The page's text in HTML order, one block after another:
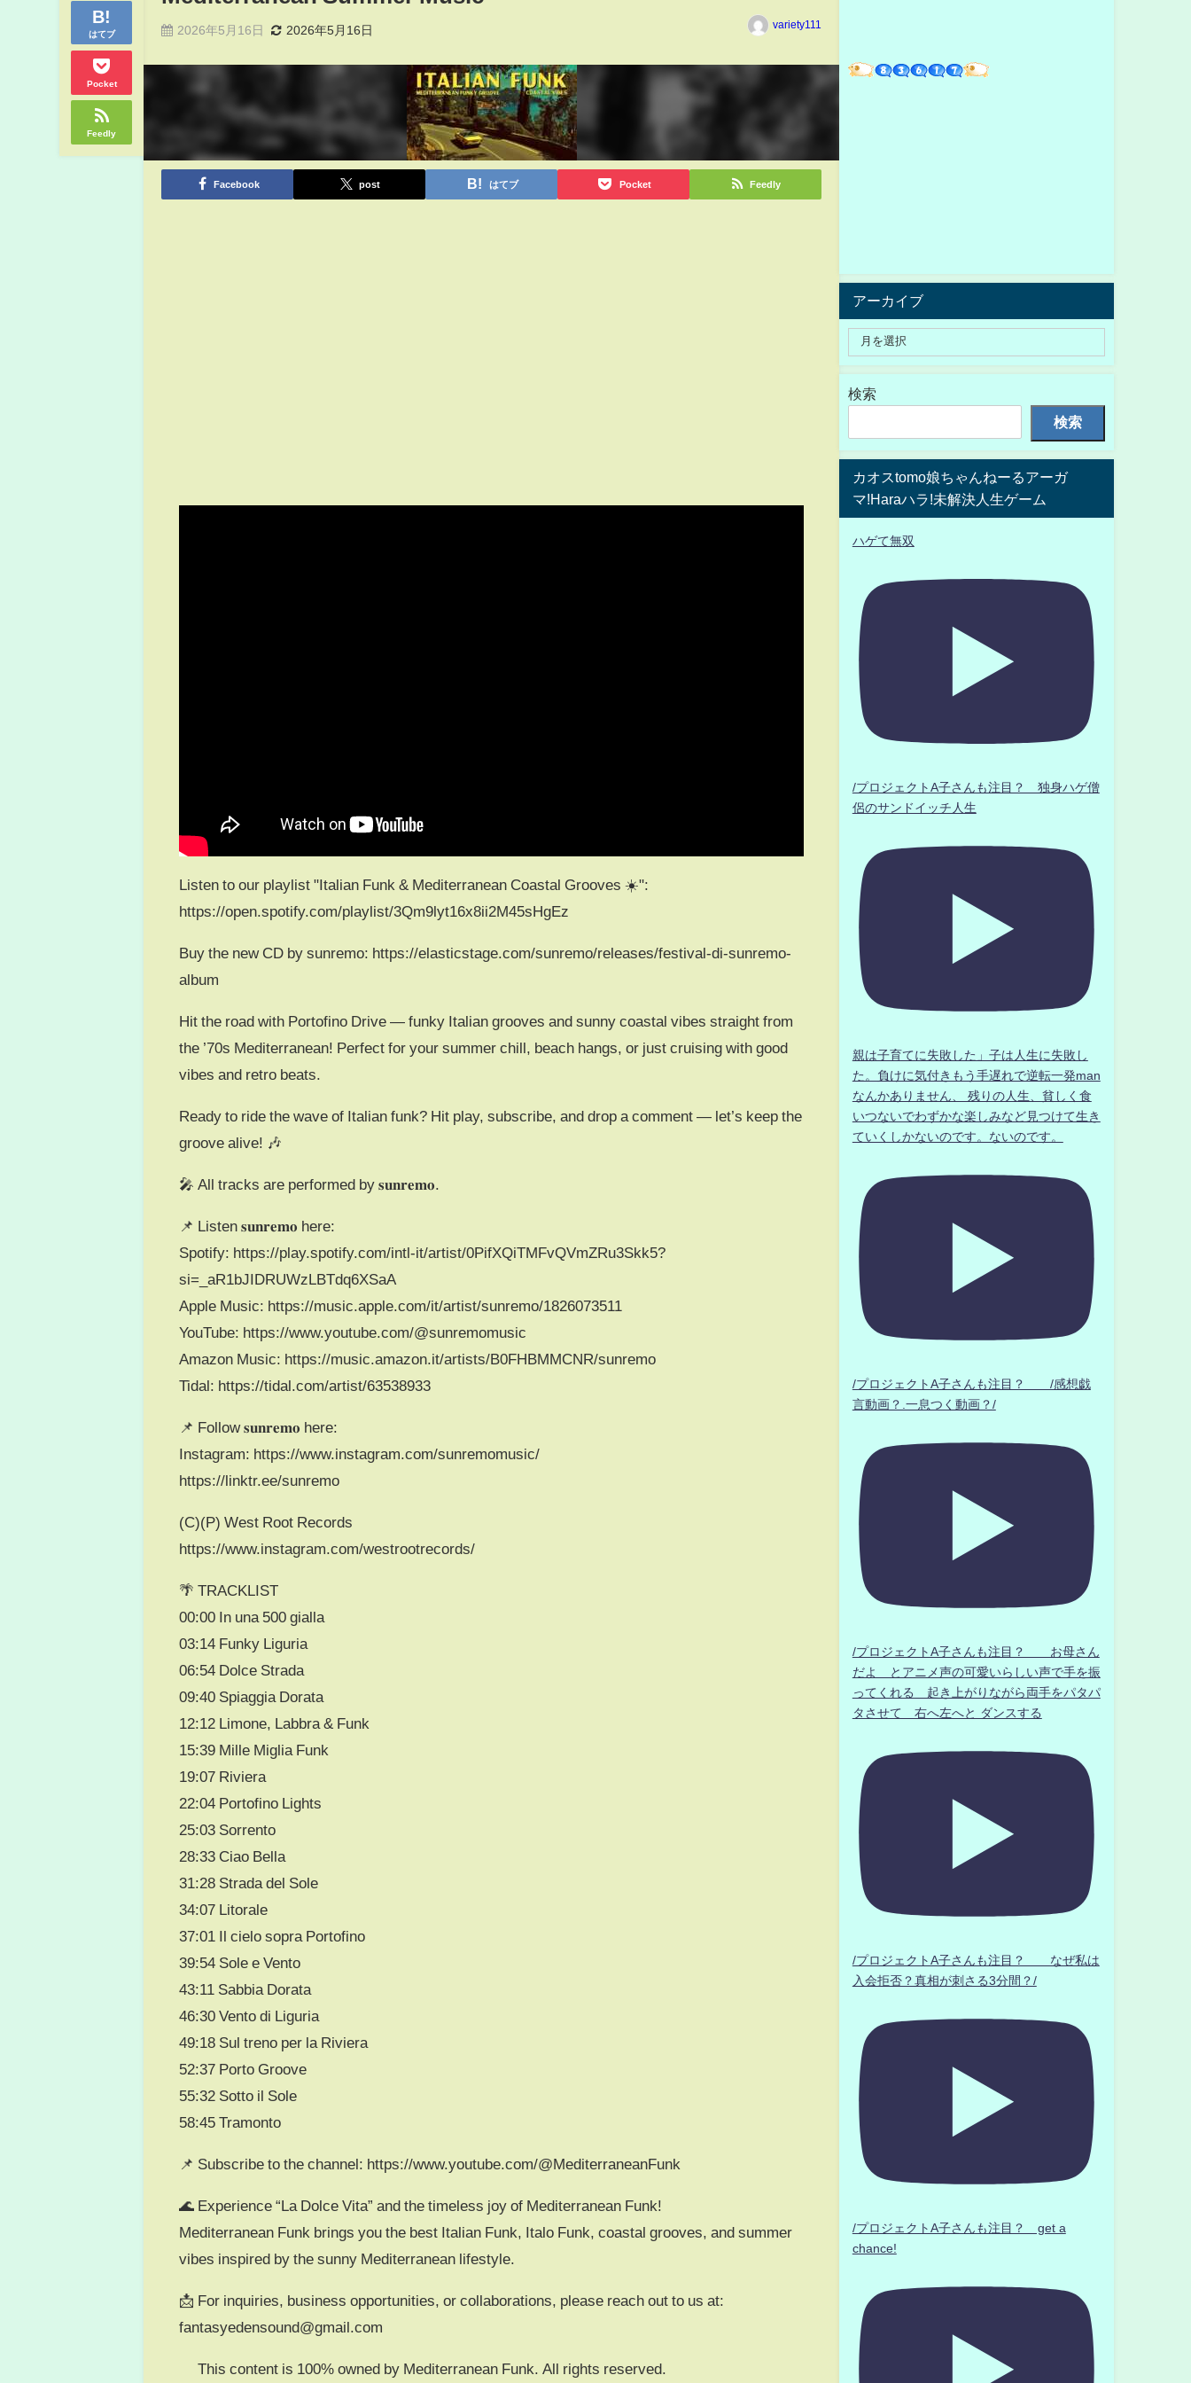
はてブ
Pocket
Feedly
2026年5月16日 2026年5月16日 variety111
Facebook post はてブ Pocket Feedly
Listen to our playlist "Italian Funk & Mediterranean Coastal Grooves ☀️":
https://open.spotify.com/playlist/3Qm9lyt16x8ii2M45sHgEz
Buy the new CD by sunremo: https://elasticstage.com/sunremo/releases/festival-di-sunremo-
album
Hit the road with Portofino Drive — funky Italian grooves and sunny coastal vibes straight from
the ’70s Mediterranean! Perfect for your summer chill, beach hangs, or just cruising with good
vibes and retro beats.
Ready to ride the wave of Italian funk? Hit play, subscribe, and drop a comment — let’s keep the
groove alive! 🎶
🎤 All tracks are performed by 𝐬𝐮𝐧𝐫𝐞𝐦𝐨.
📌 Listen 𝐬𝐮𝐧𝐫𝐞𝐦𝐨 here:
Spotify: https://play.spotify.com/intl-it/artist/0PifXQiTMFvQVmZRu3Skk5?
si=_aR1bJIDRUWzLBTdq6XSaA
Apple Music: https://music.apple.com/it/artist/sunremo/1826073511
YouTube: https://www.youtube.com/@sunremomusic
Amazon Music: https://music.amazon.it/artists/B0FHBMMCNR/sunremo
Tidal: https://tidal.com/artist/63538933
📌 Follow 𝐬𝐮𝐧𝐫𝐞𝐦𝐨 here:
Instagram: https://www.instagram.com/sunremomusic/
https://linktr.ee/sunremo
(C)(P) West Root Records
https://www.instagram.com/westrootrecords/
🌴 TRACKLIST
00:00 In una 500 gialla
03:14 Funky Liguria
06:54 Dolce Strada
09:40 Spiaggia Dorata
12:12 Limone, Labbra & Funk
15:39 Mille Miglia Funk
19:07 Riviera
22:04 Portofino Lights
25:03 Sorrento
28:33 Ciao Bella
31:28 Strada del Sole
34:07 Litorale
37:01 Il cielo sopra Portofino
39:54 Sole e Vento
43:11 Sabbia Dorata
46:30 Vento di Liguria
49:18 Sul treno per la Riviera
52:37 Porto Groove
55:32 Sotto il Sole
58:45 Tramonto
📌 Subscribe to the channel: https://www.youtube.com/@MediterraneanFunk
🌊 Experience “La Dolce Vita” and the timeless joy of Mediterranean Funk!
Mediterranean Funk brings you the best Italian Funk, Italo Funk, coastal grooves, and summer
vibes inspired by the sunny Mediterranean lifestyle.
📩 For inquiries, business opportunities, or collaborations, please reach out to us at:
fantasyedensound@gmail.com
© This content is 100% owned by Mediterranean Funk. All rights reserved.
アーカイブ
検索
検索
カオスtomo娘ちゃんねーるアーガ
マ!Haraハラ!未解決人生ゲーム
ハゲて無双
/プロジェクトA子さんも注目？ 独身ハゲ僧
侶のサンドイッチ人生
親は子育てに失敗した」子は人生に失敗し
た。負けに気付きもう手遅れで逆転一発man
なんかありません、 残りの人生、貧しく食
いつないでわずかな楽しみなど見つけて生き
ていくしかないのです。ないのです。
/プロジェクトA子さんも注目？ /感想戯
言動画？.一息つく動画？/
/プロジェクトA子さんも注目？ お母さん
だよ とアニメ声の可愛いらしい声で手を振
ってくれる 起き上がりながら両手をパタパ
タさせて 右へ左へと ダンスする
/プロジェクトA子さんも注目？ なぜ私は
入会拒否？真相が刺さる3分間？/
/プロジェクトA子さんも注目？ get a
chance!